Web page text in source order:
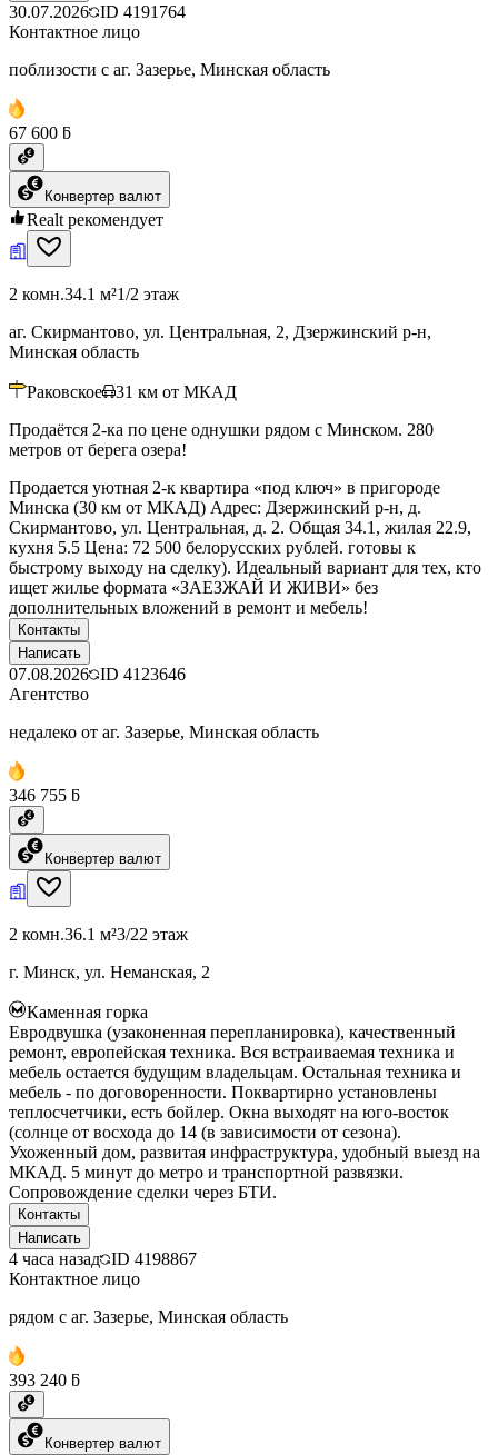
30.07.2026 ID 4191764
Контактное лицо
поблизости с аг. Зазерье, Минская область
67 600 ƃ
Конвертер валют
Realt рекомендует
2 комн.34.1 м²1/2 этаж
аг. Скирмантово, ул. Центральная, 2, Дзержинский р-н,
Минская область
Раковское 31 км от МКАД
Продаётся 2-ка по цене однушки рядом с Минском. 280
метров от берега озера!
Продается уютная 2-к квартира «под ключ» в пригороде
Минска (30 км от МКАД) Адрес: Дзержинский р-н, д.
Скирмантово, ул. Центральная, д. 2. Общая 34.1, жилая 22.9,
кухня 5.5 Цена: 72 500 белорусских рублей. готовы к
быстрому выходу на сделку). Идеальный вариант для тех, кто
ищет жилье формата «ЗАЕЗЖАЙ И ЖИВИ» без
дополнительных вложений в ремонт и мебель!
Контакты
Написать
07.08.2026 ID 4123646
Агентство
недалеко от аг. Зазерье, Минская область
346 755 ƃ
Конвертер валют
2 комн.36.1 м²3/22 этаж
г. Минск, ул. Неманская, 2
Каменная горка
Евродвушка (узаконенная перепланировка), качественный
ремонт, европейская техника. Вся встраиваемая техника и
мебель остается будущим владельцам. Остальная техника и
мебель - по договоренности. Поквартирно установлены
теплосчетчики, есть бойлер. Окна выходят на юго-восток
(солнце от восхода до 14 (в зависимости от сезона).
Ухоженный дом, развитая инфраструктура, удобный выезд на
МКАД. 5 минут до метро и транспортной развязки.
Сопровождение сделки через БТИ.
Контакты
Написать
4 часа назад ID 4198867
Контактное лицо
рядом с аг. Зазерье, Минская область
393 240 ƃ
Конвертер валют